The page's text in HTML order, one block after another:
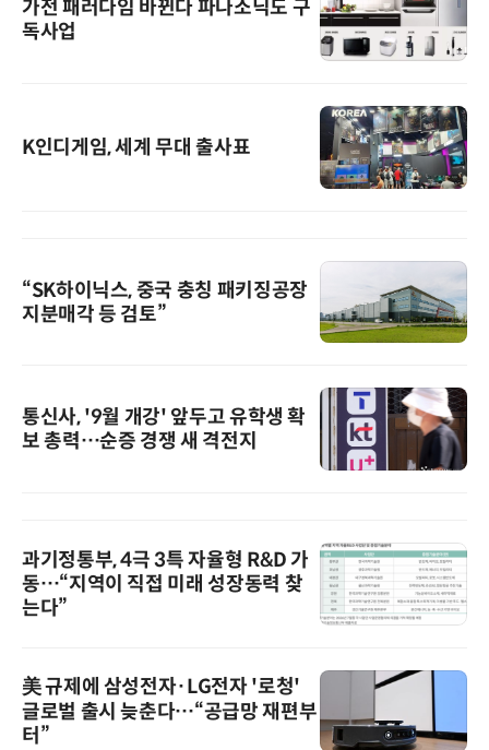
가전 패러다임 바뀐다 파나소닉도 구
독사업
K인디게임, 세계 무대 출사표
“SK하이닉스, 중국 충칭 패키징공장
지분매각 등 검토”
통신사, '9월 개강' 앞두고 유학생 확
보 총력…순증 경쟁 새 격전지
과기정통부, 4극 3특 자율형 R&D 가
동…“지역이 직접 미래 성장동력 찾
는다”
美 규제에 삼성전자·LG전자 '로청'
글로벌 출시 늦춘다…“공급망 재편부
터”